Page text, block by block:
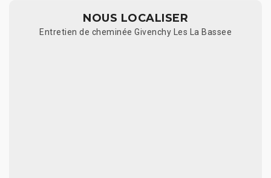
NOUS LOCALISER
Entretien de cheminée Givenchy Les La Bassee